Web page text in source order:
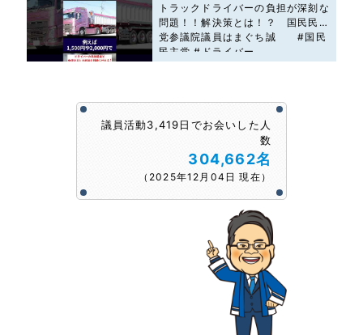
トラックドライバーの負担が深刻な
問題！！解決策とは！？ 国民民主
党参議院議員はまぐち誠 #国民
民主党 #ドライバー
議員活動3,419日でお会いした人
数
304,662名
（2025年12月04日 現在）